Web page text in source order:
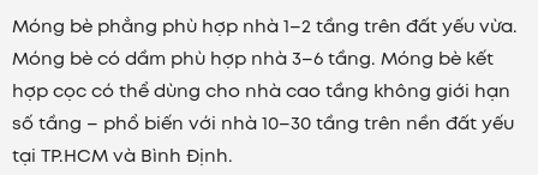
Móng bè phẳng phù hợp nhà 1–2 tầng trên đất yếu vừa.
Móng bè có dầm phù hợp nhà 3–6 tầng. Móng bè kết
hợp cọc có thể dùng cho nhà cao tầng không giới hạn
số tầng – phổ biến với nhà 10–30 tầng trên nền đất yếu
tại TP.HCM và Bình Định.